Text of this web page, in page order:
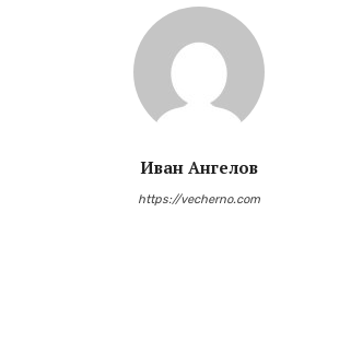
Иван Ангелов
https://vecherno.com